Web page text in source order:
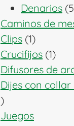
Denarios 5
Caminos de
Clips 11
producto
Crucifijos 11
Difusores de
Dijes con
7
productos
Juegos